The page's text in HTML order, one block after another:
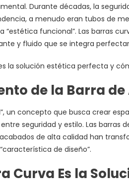
Durante décadas, la
a menudo eran tubos de
funcional”. Las barras
y fluido que se integra
la solución estética perfecta y
de la Barra
un concepto que busca crear
seguridad y estilo. Las barras
de alta calidad han
“característica de diseño”.
Curva Es la